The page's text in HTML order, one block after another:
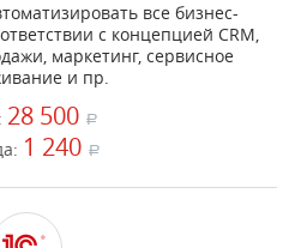
все бизнес-
с концепцией CRM,
маркетинг, сервисное
и пр.
28 500 a
1 240 a